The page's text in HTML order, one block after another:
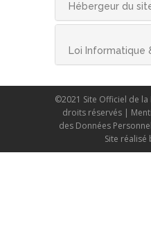
Hébergeur du
Loi Informatique
©2021 Site Officiel de
droits réservés |
des Données
Site